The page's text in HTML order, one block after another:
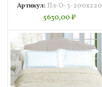
Артикул: Пл-О-3-200х220
5630,00₽